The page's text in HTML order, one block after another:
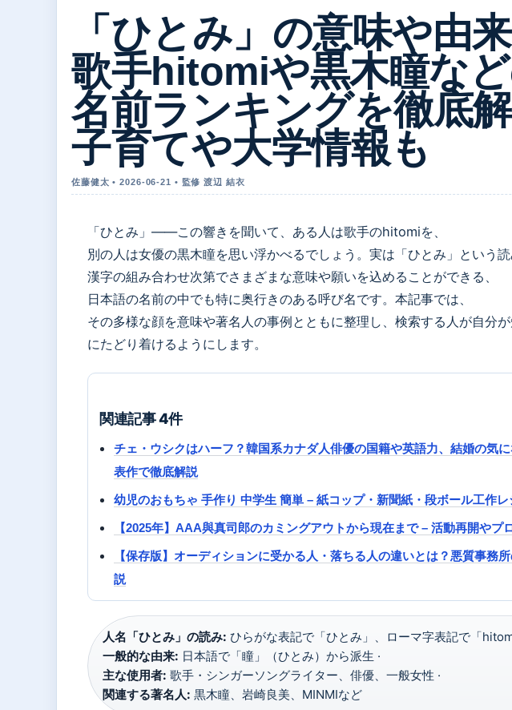
「ひとみ」の意味や由来
歌手hitomiや黒木瞳な
名前ランキングを徹底解
子育てや大学情報も
佐藤健太 • 2026-06-21 • 監修 渡辺 結衣
「ひとみ」——この響きを聞いて、ある人は歌手のhitomiを、
別の人は女優の黒木瞳を思い浮かべるでしょう。実は「ひとみ」という読
漢字の組み合わせ次第でさまざまな意味や願いを込めることができる、
日本語の名前の中でも特に奥行きのある呼び名です。本記事では、
その多様な顔を意味や著名人の事例とともに整理し、検索する人が自分が
にたどり着けるようにします。
関連記事 4件
チェ・ウシクはハーフ？韓国系カナダ人俳優の国籍や英語力、結婚の気
表作で徹底解説
幼児のおもちゃ 手作り 中学生 簡単 – 紙コップ・新聞紙・段ボール工作レ
【2025年】AAA與真司郎のカミングアウトから現在まで – 活動再開やプ
【保存版】オーディションに受かる人・落ちる人の違いとは？悪質事務
説
人名「ひとみ」の読み: ひらがな表記で「ひとみ」、ローマ字表記で「
一般的な由来: 日本語で「瞳」（ひとみ）から派生 ·
主な使用者: 歌手・シンガーソングライター、俳優、一般女性 ·
関連する著名人: 黒木瞳、岩崎良美、MINMIなど